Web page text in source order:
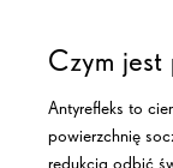
Czym jest
Antyrefleks to
powierzchnię